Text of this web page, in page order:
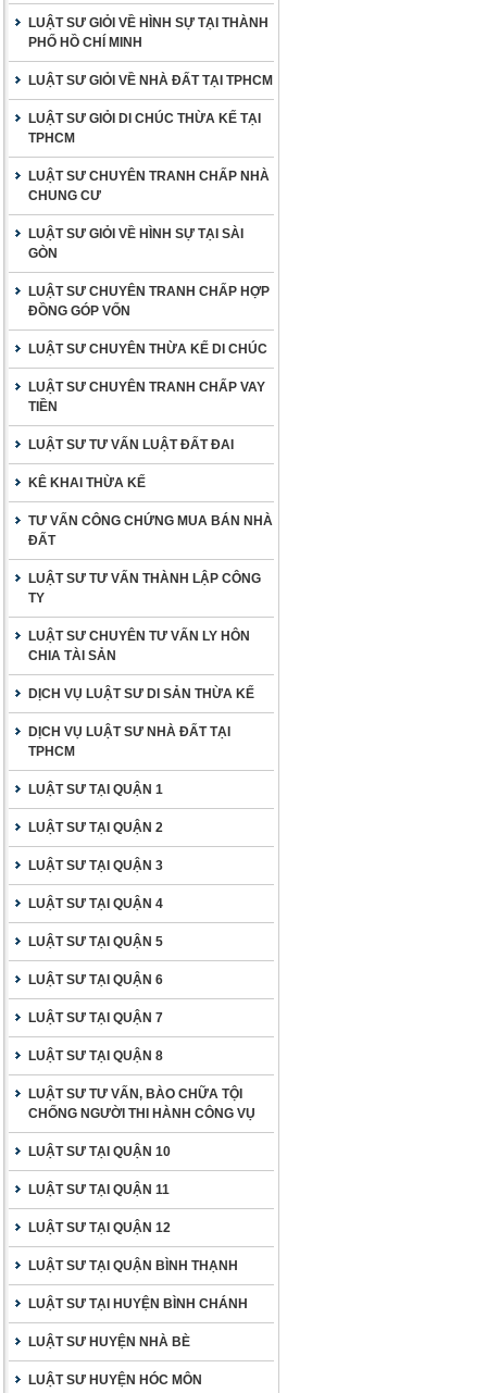
LUẬT SƯ GIỎI VỀ HÌNH SỰ TẠI THÀNH
PHỐ HỒ CHÍ MINH
LUẬT SƯ GIỎI VỀ NHÀ ĐẤT TẠI TPHCM
LUẬT SƯ GIỎI DI CHÚC THỪA KẾ TẠI
TPHCM
LUẬT SƯ CHUYÊN TRANH CHẤP NHÀ
CHUNG CƯ
LUẬT SƯ GIỎI VỀ HÌNH SỰ TẠI SÀI
GÒN
LUẬT SƯ CHUYÊN TRANH CHẤP HỢP
ĐỒNG GÓP VỐN
LUẬT SƯ CHUYÊN THỪA KẾ DI CHÚC
LUẬT SƯ CHUYÊN TRANH CHẤP VAY
TIỀN
LUẬT SƯ TƯ VẤN LUẬT ĐẤT ĐAI
KÊ KHAI THỪA KẾ
TƯ VẤN CÔNG CHỨNG MUA BÁN NHÀ
ĐẤT
LUẬT SƯ TƯ VẤN THÀNH LẬP CÔNG
TY
LUẬT SƯ CHUYÊN TƯ VẤN LY HÔN
CHIA TÀI SẢN
DỊCH VỤ LUẬT SƯ DI SẢN THỪA KẾ
DỊCH VỤ LUẬT SƯ NHÀ ĐẤT TẠI
TPHCM
LUẬT SƯ TẠI QUẬN 1
LUẬT SƯ TẠI QUẬN 2
LUẬT SƯ TẠI QUẬN 3
LUẬT SƯ TẠI QUẬN 4
LUẬT SƯ TẠI QUẬN 5
LUẬT SƯ TẠI QUẬN 6
LUẬT SƯ TẠI QUẬN 7
LUẬT SƯ TẠI QUẬN 8
LUẬT SƯ TƯ VẤN, BÀO CHỮA TỘI
CHỐNG NGƯỜI THI HÀNH CÔNG VỤ
LUẬT SƯ TẠI QUẬN 10
LUẬT SƯ TẠI QUẬN 11
LUẬT SƯ TẠI QUẬN 12
LUẬT SƯ TẠI QUẬN BÌNH THẠNH
LUẬT SƯ TẠI HUYỆN BÌNH CHÁNH
LUẬT SƯ HUYỆN NHÀ BÈ
LUẬT SƯ HUYỆN HÓC MÔN